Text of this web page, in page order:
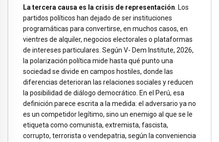
La tercera causa es la crisis de representación . Los
partidos políticos han dejado de ser instituciones
programáticas para convertirse, en muchos casos, en
vientres de alquiler, negocios electorales o plataformas
de intereses particulares. Según V- Dem Institute, 2026,
la polarización política mide hasta qué punto una
sociedad se divide en campos hostiles, donde las
diferencias deterioran las relaciones sociales y reducen
la posibilidad de diálogo democrático. En el Perú, esa
definición parece escrita a la medida: el adversario ya no
es un competidor legítimo, sino un enemigo al que se le
etiqueta como comunista, extremista, fascista,
corrupto, terrorista o vendepatria, según la conveniencia